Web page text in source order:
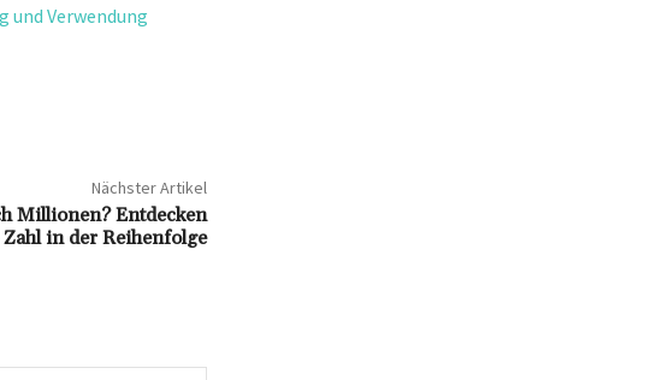
und Verwendung
Nächster Artikel
Millionen? Entdecken
Zahl in der Reihenfolge